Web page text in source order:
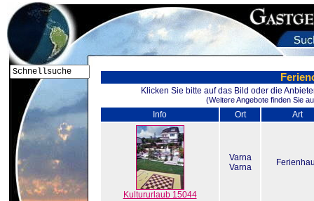
Klicken Sie bitte auf das Bild oder die
(Weitere Angebote finden Sie
Info Ort Art
Kultururlaub 15044
Varna
Varna